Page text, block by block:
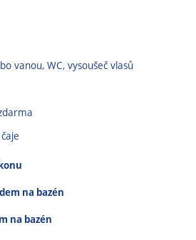
vanou, WC, vysoušeč vlasů
na bazén
na bazén